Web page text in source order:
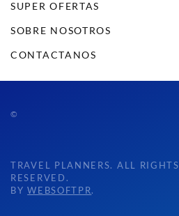
SUPER OFERTAS
SOBRE NOSOTROS
CONTACTANOS
©
TRAVEL PLANNERS. ALL RIGHTS
RESERVED.
BYWEBSOFTPR.